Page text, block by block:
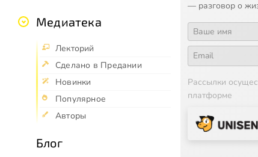
Медиатека
Лекторий
Сделано в Предании
Новинки
Популярное
Авторы
Блог
— разговор о
Рассылки
платформе